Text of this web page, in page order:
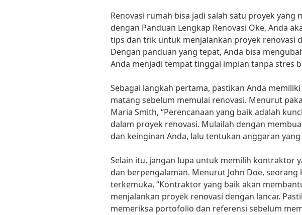
Renovasi rumah bisa jadi salah satu proyek yang
dengan Panduan Lengkap Renovasi Oke, Anda
tips dan trik untuk menjalankan proyek renovasi
Dengan panduan yang tepat, Anda bisa
Anda menjadi tempat tinggal impian tanpa stres
Sebagai langkah pertama, pastikan Anda
matang sebelum memulai renovasi. Menurut
Maria Smith, “Perencanaan yang baik adalah
dalam proyek renovasi. Mulailah dengan
dan keinginan Anda, lalu tentukan anggaran yang
Selain itu, jangan lupa untuk memilih kontraktor
dan berpengalaman. Menurut John Doe,
terkemuka, “Kontraktor yang baik akan
menjalankan proyek renovasi dengan lancar.
memeriksa portofolio dan referensi sebelum